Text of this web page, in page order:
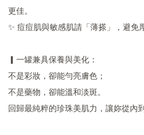
更佳。
✨ 痘痘肌與敏感肌請「薄搽」，避免
▎一罐兼具保養與美化：
不是彩妝，卻能勻亮膚色；
不是藥物，卻能溫和淡斑。
回歸最純粹的珍珠美肌力，讓妳從內